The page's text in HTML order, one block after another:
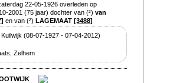
22-05-1926 overleden op
2001 (75 jaar) dochter van (²)van
en van (²)LAGEMAAT [3488]
(08-07-1927 - 07-04-2012)
Zelhem